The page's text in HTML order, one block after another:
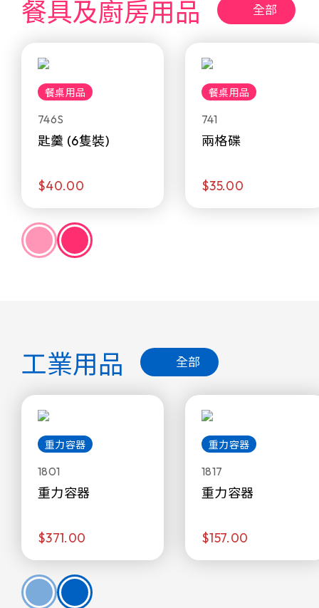
餐具及廚房用品 全部
餐桌用品
746S
匙羹 (6隻裝)
$40.00
餐桌用品
741
兩格碟
$35.00
工業用品 全部
重力容器
1801
重力容器
$371.00
重力容器
1817
重力容器
$157.00